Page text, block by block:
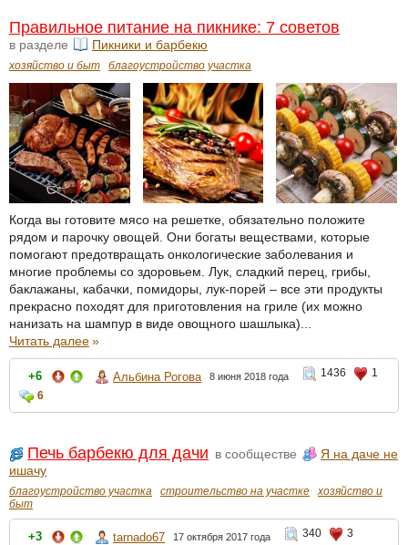
Правильное питание на пикнике: 7 советов
в разделе Пикники и барбекю
хозяйство и быт благоустройство участка
Когда вы готовите мясо на решетке, обязательно положите
рядом и парочку овощей. Они богаты веществами, которые
помогают предотвращать онкологические заболевания и
многие проблемы со здоровьем. Лук, сладкий перец, грибы,
баклажаны, кабачки, помидоры, лук-порей – все эти продукты
прекрасно походят для приготовления на гриле (их можно
нанизать на шампур в виде овощного шашлыка)...
Читать далее»
+6 Альбина Рогова 8 июня 2018 года 1436
1
6
Печь барбекю для дачи в сообществе
Я на даче не
ишачу
благоустройство участка строительство на участке
хозяйство и
быт
+3 tarnado67 17 октября 2017 года 340
3